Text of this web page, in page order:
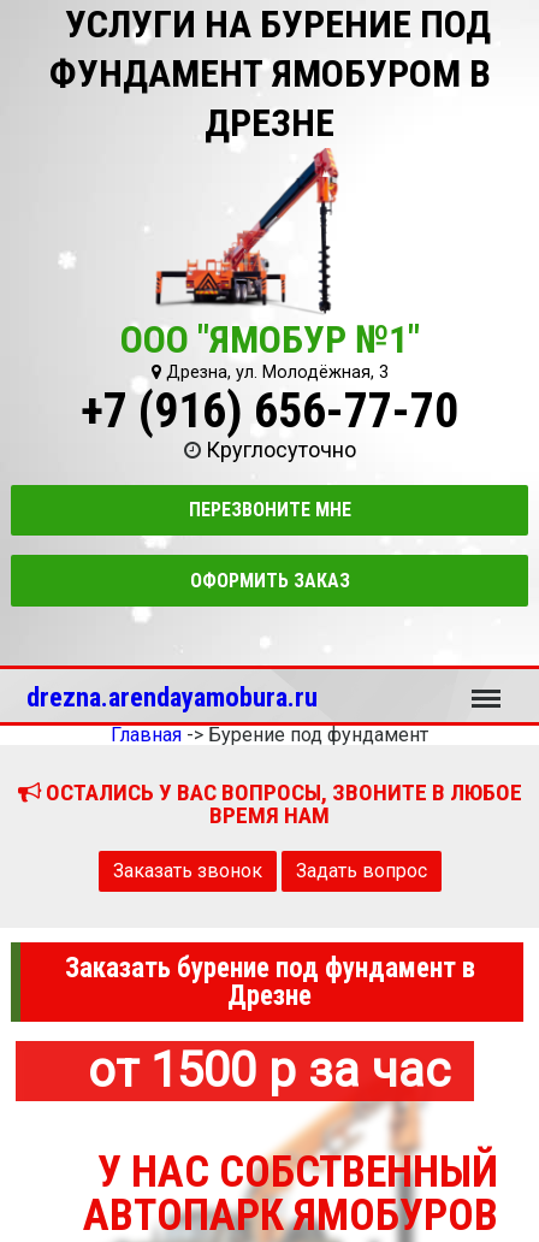
УСЛУГИ НА БУРЕНИЕ ПОД
ФУНДАМЕНТ ЯМОБУРОМ В
ДРЕЗНЕ
ООО "ЯМОБУР №1"
Дрезна, ул. Молодёжная, 3
+7 (916) 656-77-70
Круглосуточно
ПЕРЕЗВОНИТЕ МНЕ
ОФОРМИТЬ ЗАКАЗ
drezna.arendayamobura.ru Меню
Главная -> Бурение под фундамент
ОСТАЛИСЬ У ВАС ВОПРОСЫ, ЗВОНИТЕ В ЛЮБОЕ
ВРЕМЯ НАМ
Заказать звонок Задать вопрос
Заказать бурение под фундамент в
Дрезне
от 1500 р за час
У НАС СОБСТВЕННЫЙ
АВТОПАРК ЯМОБУРОВ